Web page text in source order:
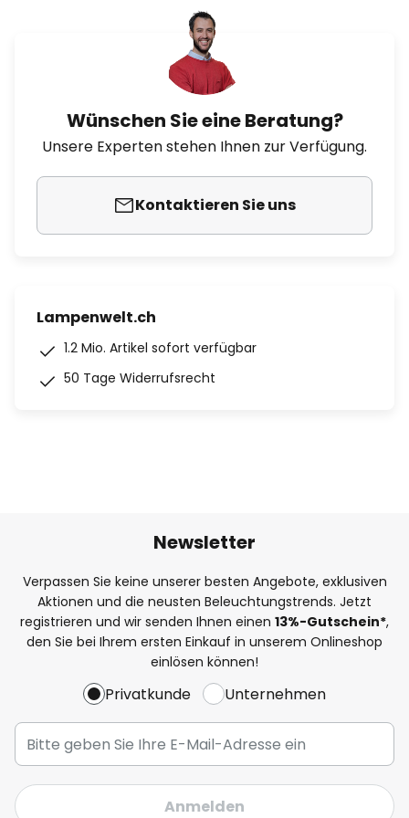
Wünschen Sie eine Beratung?
Unsere Experten stehen Ihnen zur Verfügung.
Kontaktieren Sie uns
Lampenwelt.ch
1.2 Mio. Artikel sofort verfügbar
50 Tage Widerrufsrecht
Newsletter
Verpassen Sie keine unserer besten Angebote, exklusiven
Aktionen und die neusten Beleuchtungstrends. Jetzt
registrieren und wir senden Ihnen einen 13%-Gutschein*,
den Sie bei Ihrem ersten Einkauf in unserem Onlineshop
einlösen können!
Privatkunde Unternehmen
Anmelden